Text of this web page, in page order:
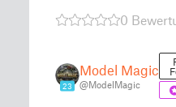
0
23
Model Magic
@ModelMagic